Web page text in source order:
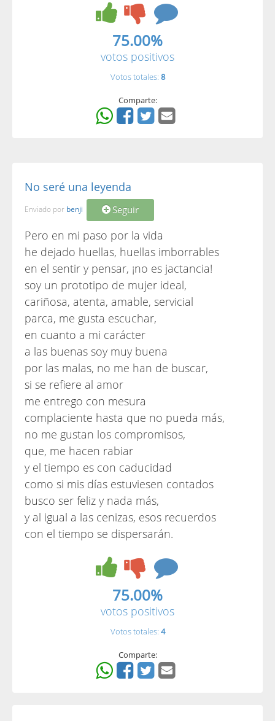
75.00%
votos positivos
Votos totales: 8
Comparte:
No seré una leyenda
Enviado por benji Seguir
Pero en mi paso por la vida
he dejado huellas, huellas imborrables
en el sentir y pensar, ¡no es jactancia!
soy un prototipo de mujer ideal,
cariñosa, atenta, amable, servicial
parca, me gusta escuchar,
en cuanto a mi carácter
a las buenas soy muy buena
por las malas, no me han de buscar,
si se refiere al amor
me entrego con mesura
complaciente hasta que no pueda más,
no me gustan los compromisos,
que, me hacen rabiar
y el tiempo es con caducidad
como si mis días estuviesen contados
busco ser feliz y nada más,
y al igual a las cenizas, esos recuerdos
con el tiempo se dispersarán.
75.00%
votos positivos
Votos totales: 4
Comparte: